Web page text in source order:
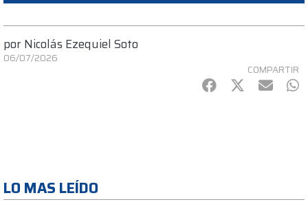
por Nicolás Ezequiel Soto
06/07/2026
COMPARTIR
Facebook
Twitter
mail
LO MAS LEÍDO